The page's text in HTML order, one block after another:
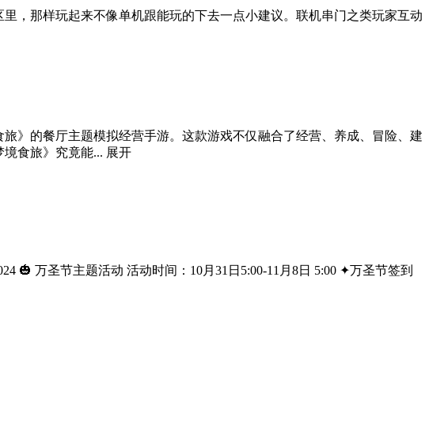
，那样玩起来不像单机跟能玩的下去一点小建议。联机串门之类玩家互动
》的餐厅主题模拟经营手游。这款游戏不仅融合了经营、养成、冒险、建
食旅》究竟能... 展开
🎃 万圣节主题活动 活动时间：10月31日5:00-11月8日 5:00 ✦万圣节签到